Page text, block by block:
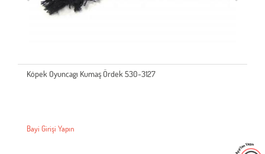
Köpek Oyuncagı Kumaş Ördek 530-3127
Bayi Girişi Yapın